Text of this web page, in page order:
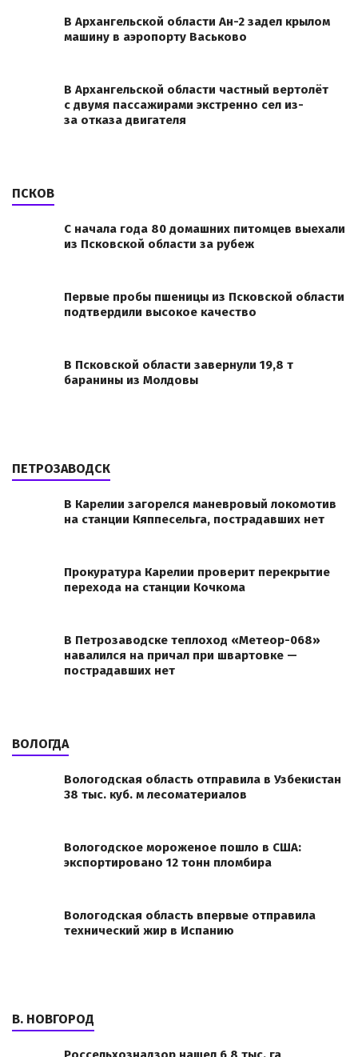
В Архангельской области Ан-2 задел крылом
машину в аэропорту Васьково
В Архангельской области частный вертолёт
с двумя пассажирами экстренно сел из-
за отказа двигателя
ПСКОВ
С начала года 80 домашних питомцев выехали
из Псковской области за рубеж
Первые пробы пшеницы из Псковской области
подтвердили высокое качество
В Псковской области завернули 19,8 т
баранины из Молдовы
ПЕТРОЗАВОДСК
В Карелии загорелся маневровый локомотив
на станции Кяппесельга, пострадавших нет
Прокуратура Карелии проверит перекрытие
перехода на станции Кочкома
В Петрозаводске теплоход «Метеор-068»
навалился на причал при швартовке —
пострадавших нет
ВОЛОГДА
Вологодская область отправила в Узбекистан
38 тыс. куб. м лесоматериалов
Вологодское мороженое пошло в США:
экспортировано 12 тонн пломбира
Вологодская область впервые отправила
технический жир в Испанию
В. НОВГОРОД